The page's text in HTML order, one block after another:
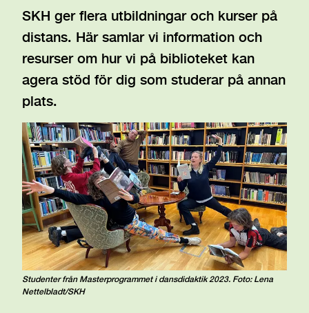
SKH ger flera utbildningar och kurser på
distans. Här samlar vi information och
resurser om hur vi på biblioteket kan
agera stöd för dig som studerar på annan
plats.
Studenter från Masterprogrammet i dansdidaktik 2023. Foto: Lena
Nettelbladt/SKH